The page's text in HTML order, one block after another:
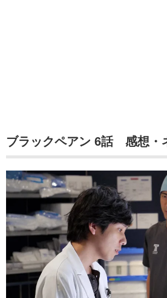
ブラックペアン 6話 感想・